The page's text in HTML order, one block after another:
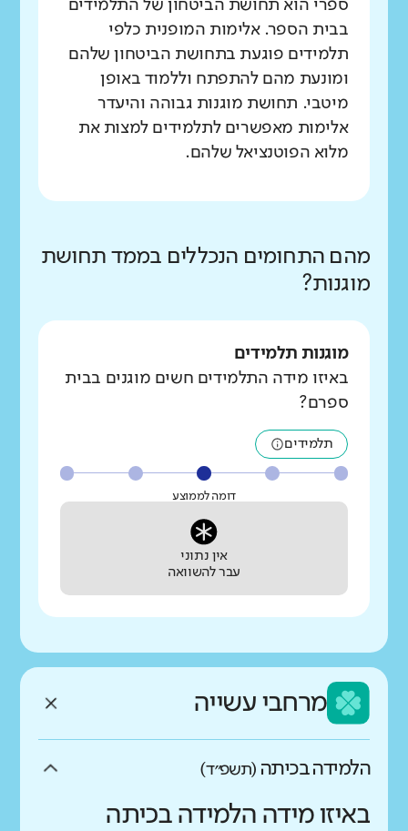
ספרי הוא תחושת הביטחון של התלמידים
בבית הספר. אלימות המופנית כלפי
תלמידים פוגעת בתחושת הביטחון שלהם
ומונעת מהם להתפתח וללמוד באופן
מיטבי. תחושת מוגנות גבוהה והיעדר
אלימות מאפשרים לתלמידים למצות את
מלוא הפוטנציאל שלהם.
מהם התחומים הנכללים בממד תחושת
מוגנות?
מוגנות תלמידים
באיזו מידה התלמידים חשים מוגנים בבית
ספרם?
תלמידים
דומה לממוצע
אין נתוני
עבר להשוואה
מרחבי עשייה
הלמידה בכיתה (תשפ״ד)
באיזו מידה הלמידה בכיתה